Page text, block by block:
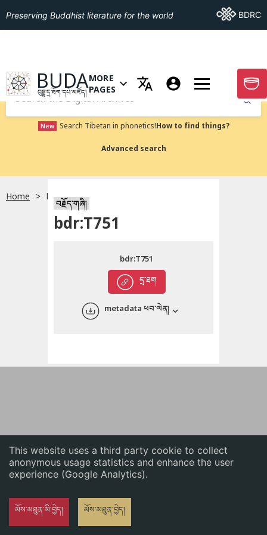
This website uses a third party cookie to collect
anonymous usage statistics and enhance the user
experience (Google Analytics).
མོས་མཐུན་མི་བྱེད། མོས་མཐུན་བྱེད།
English
Preserving Buddhist literature for the world Go ToBDRC
GO TO HOMEPAGE
BUDA
བུདྡྷ་དྲ་ཐོག་དཔེ་མཛོད།
OPEN MENU OF MORE PAGES
MORE
PAGES
GO
Submit
New Search Tibetan in phonetics!How to find things?
Advanced search
Home bdr:T751
བརྗོད་གཞི།
bdr:T751
དྲ་ཐག
bdr:T751
metadata ཕབ་ལེན།